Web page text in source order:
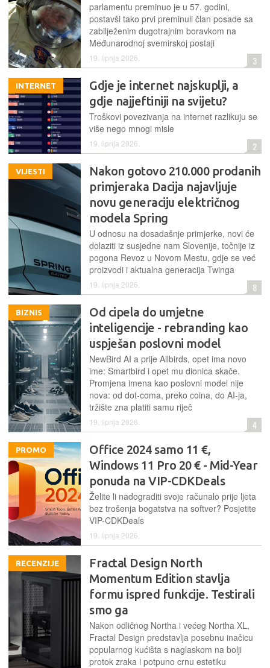
parlamentu preminuo je u 57. godini,
postavši tako prvi preminuli član posade sa
zabilježenim dugotrajnim boravkom na
Međunarodnoj svemirskoj postaji
19. lipnja 2026. 3
INTERNET
Gdje je internet najskuplji, a
gdje najjeftiniji na svijetu?
Troškovi povezivanja na internet razlikuju se
više nego mnogi misle
19. lipnja 2026. 2
VIJESTI
Nakon gotovo 210.000 prodanih
primjeraka Dacija najavljuje
novu generaciju električnog
modela Spring
U odnosu na dosadašnje primjerke, novi će
dolaziti iz susjedne nam Slovenije, točnije iz
pogona Revoz u Novom Mestu, gdje se već
proizvodi i aktualna generacija Twinga
19. lipnja 2026. 8
BIZNIS
Od cipela do umjetne
inteligencije - rebranding kao
uspješan poslovni model
NewBird AI a prije Allbirds, opet ima novo
ime: Smartbird i opet mu dionica skače.
Promjena imena kao poslovni model nije
nova: od dot-coma, preko coina, do AI-ja,
tržište zna platiti samu riječ
19. lipnja 2026. 4
PROMO
Office 2024 samo 11 €,
Windows 11 Pro 20 € - Mid-Year
ponuda na VIP-CDKDeals
Želite li nadograditi svoje računalo prije ljeta
bez trošenja bogatstva na softver? Posjetite
VIP-CDKDeals
19. lipnja 2026.
RECENZIJE
Fractal Design North
Momentum Edition stavlja
formu ispred funkcije. Testirali
smo ga
Nakon odličnog Northa i većeg Northa XL,
Fractal Design predstavlja posebnu inačicu
popularnog kućišta s naglaskom na bolji
protok zraka i potpuno crnu estetiku